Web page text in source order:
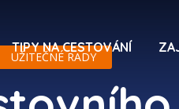
TIPY NA CESTOVÁNÍ
UŽITEČNÉ RADY